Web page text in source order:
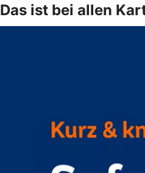
Das ist bei allen